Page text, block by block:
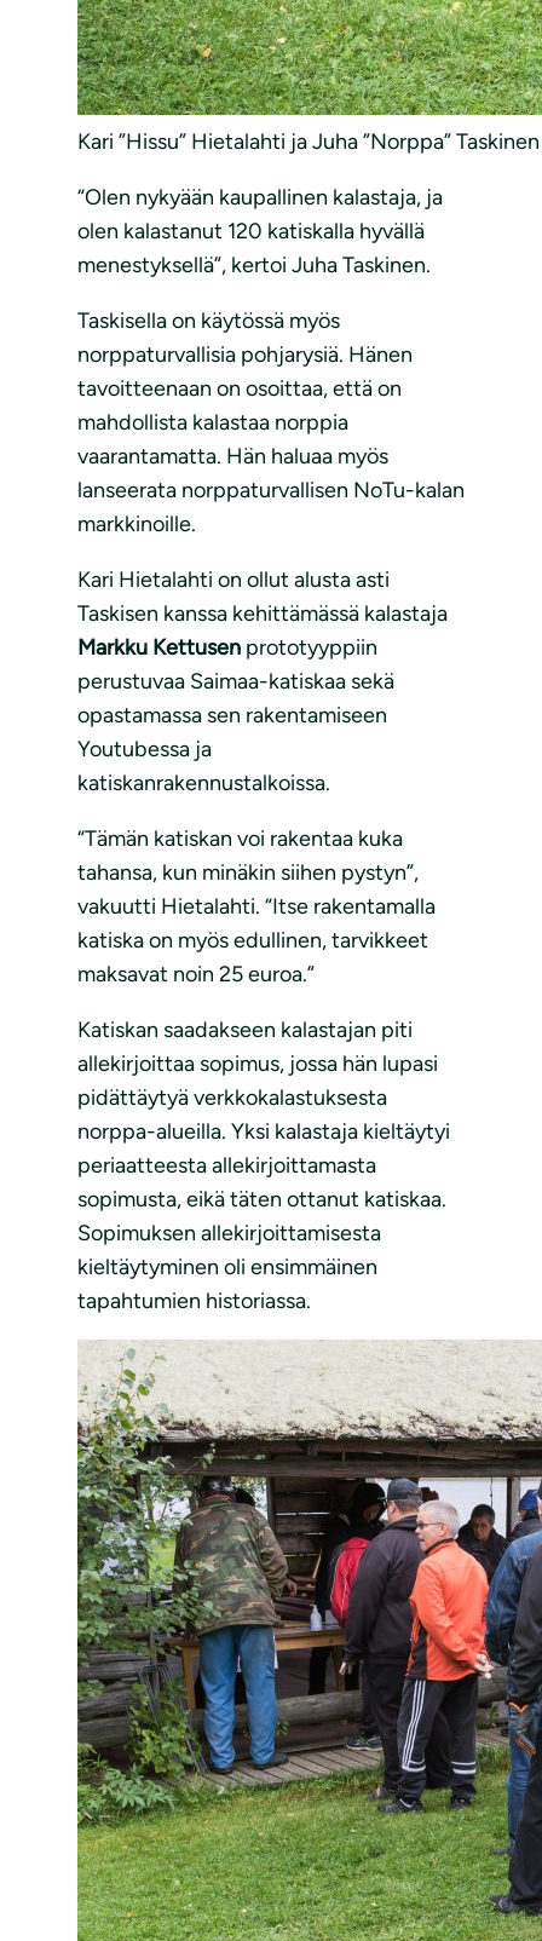
Kari ”Hissu” Hietalahti ja Juha ”Norppa”
“Olen nykyään kaupallinen kalastaja, ja
olen kalastanut 120 katiskalla hyvällä
menestyksellä”, kertoi Juha Taskinen.
Taskisella on käytössä myös
norppaturvallisia pohjarysiä. Hänen
tavoitteenaan on osoittaa, että on
mahdollista kalastaa norppia
vaarantamatta. Hän haluaa myös
lanseerata norppaturvallisen NoTu-kalan
markkinoille.
Kari Hietalahti on ollut alusta asti
Taskisen kanssa kehittämässä kalastaja
Markku Kettusen prototyyppiin
perustuvaa Saimaa-katiskaa sekä
opastamassa sen rakentamiseen
Youtubessa ja
katiskanrakennustalkoissa.
“Tämän katiskan voi rakentaa kuka
tahansa, kun minäkin siihen pystyn”,
vakuutti Hietalahti. “Itse rakentamalla
katiska on myös edullinen, tarvikkeet
maksavat noin 25 euroa.”
Katiskan saadakseen kalastajan piti
allekirjoittaa sopimus, jossa hän lupasi
pidättäytyä verkkokalastuksesta
norppa-alueilla. Yksi kalastaja kieltäytyi
periaatteesta allekirjoittamasta
sopimusta, eikä täten ottanut katiskaa.
Sopimuksen allekirjoittamisesta
kieltäytyminen oli ensimmäinen
tapahtumien historiassa.